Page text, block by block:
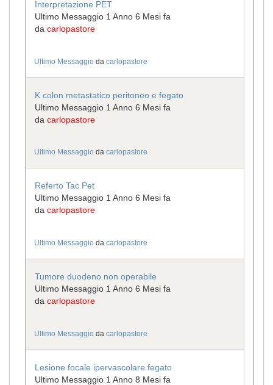
Interpretazione PET
Ultimo Messaggio 1 Anno 6 Mesi fa
dacarlopastore
Ultimo Messaggioda carlopastore
K colon metastatico peritoneo e fegato
Ultimo Messaggio 1 Anno 6 Mesi fa
dacarlopastore
Ultimo Messaggioda carlopastore
Referto Tac Pet
Ultimo Messaggio 1 Anno 6 Mesi fa
dacarlopastore
Ultimo Messaggioda carlopastore
Tumore duodeno non operabile
Ultimo Messaggio 1 Anno 6 Mesi fa
dacarlopastore
Ultimo Messaggioda carlopastore
Lesione focale ipervascolare fegato
Ultimo Messaggio 1 Anno 8 Mesi fa